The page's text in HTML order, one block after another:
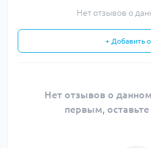
Нет отзывов о
+ Добавить
Нет отзывов о
первым, оставьте